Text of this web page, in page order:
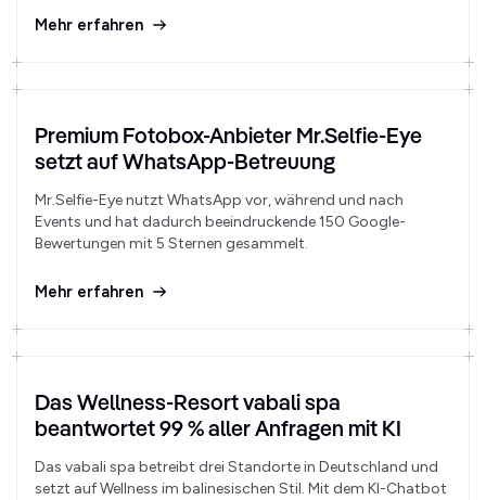
Mehr erfahren
Premium Fotobox-Anbieter Mr.Selfie-Eye
setzt auf WhatsApp-Betreuung
Mr.Selfie-Eye nutzt WhatsApp vor, während und nach
Events und hat dadurch beeindruckende 150 Google-
Bewertungen mit 5 Sternen gesammelt.
Mehr erfahren
Das Wellness-Resort vabali spa
beantwortet 99 % aller Anfragen mit KI
Das vabali spa betreibt drei Standorte in Deutschland und
setzt auf Wellness im balinesischen Stil. Mit dem KI-Chatbot